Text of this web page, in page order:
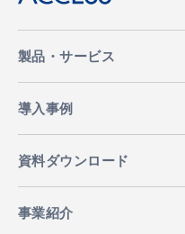
製品・サービス
導入事例
資料ダウンロード
事業紹介